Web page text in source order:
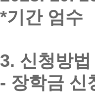
*기간 엄수
3. 신청방
- 장학금 신